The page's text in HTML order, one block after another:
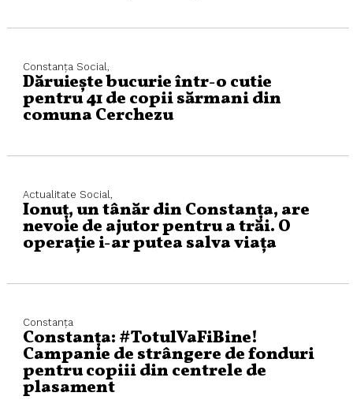
Constanța Social,
Dăruiește bucurie într-o cutie
pentru 41 de copii sărmani din
comuna Cerchezu
Actualitate Social,
Ionuț, un tânăr din Constanța, are
nevoie de ajutor pentru a trăi. O
operație i-ar putea salva viața
Constanța
Constanța: #TotulVaFiBine!
Campanie de strângere de fonduri
pentru copiii din centrele de
plasament